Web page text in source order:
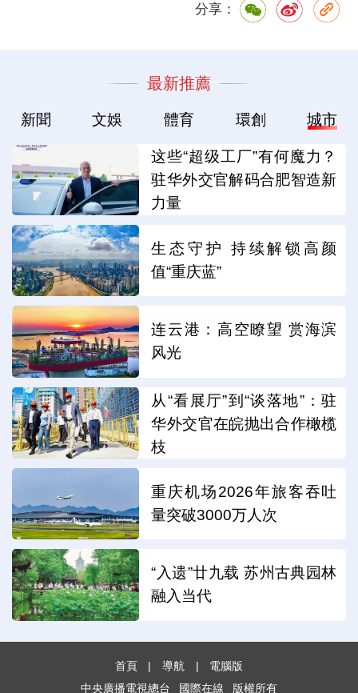
分享：
最新推薦
新聞 文娛 體育 環創 城市
这些“超级工厂”有何魔力？
驻华外交官解码合肥智造新
力量
生态守护 持续解锁高颜
值“重庆蓝”
连云港：高空瞭望 赏海滨
风光
从“看展厅”到“谈落地”：驻
华外交官在皖抛出合作橄榄
枝
重庆机场2026年旅客吞吐
量突破3000万人次
“入遗”廿九载 苏州古典园林
融入当代
首頁 | 導航 |
電腦版
中央廣播電視總台
國際在線 版權所有